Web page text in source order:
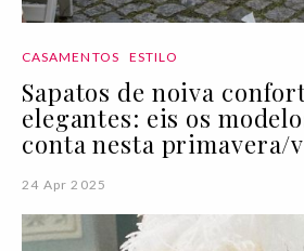
CASAMENTOS ESTILO
Sapatos de noiva
elegantes: eis os
conta nesta primavera/
24 Apr 2025